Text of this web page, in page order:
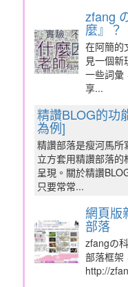
zfang
麼』？
在阿簡的
見一個新
一些詞彙
享...
精讚BLOG的功
為例]
精讚部落是瘦河馬
立方套用精讚部落
呈現。關於精讚
只要常常...
網頁版
部落
zfangの
部落框架
http://